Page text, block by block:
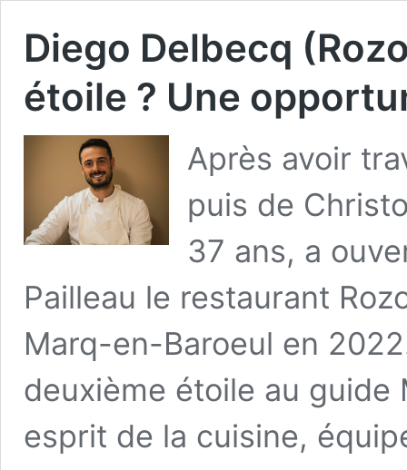
Diego Delbecq
étoile ? Une
Après avoir
puis de
37 ans, a
Pailleau le restaurant
Marq-en-Baroeul en
deuxième étoile au
esprit de la cuisine,